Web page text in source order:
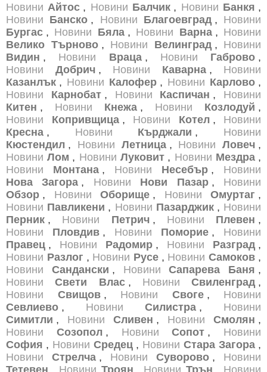
Новини Айтос , Новини Балчик , Новини Банкя ,
Новини Банско , Новини Благоевград , Новини
Бургас , Новини Бяла , Новини Варна , Новини
Велико Търново , Новини Велинград , Новини
Видин , Новини Враца , Новини Габрово ,
Новини
Добрич , Новини Каварна , Новини
Казанлък , Новини Калофер , Новини Карлово ,
Новини
Карнобат , Новини Каспичан , Новини
Китен , Новини Кнежа , Новини Козлодуй ,
Новини
Копривщица , Новини Котел , Новини
Кресна , Новини Кърджали , Новини
Кюстендил , Новини Летница , Новини Ловеч ,
Новини Лом , Новини Луковит , Новини Мездра ,
Новини
Монтана , Новини Несебър , Новини
Нова Загора , Новини Нови Пазар , Новини
Обзор , Новини Оборище , Новини Омуртаг ,
Новини Павликени , Новини Пазарджик , Новини
Перник , Новини Петрич , Новини Плевен ,
Новини
Пловдив , Новини Поморие , Новини
Правец , Новини Радомир , Новини Разград ,
Новини Разлог , Новини Русе , Новини Самоков ,
Новини
Сандански , Новини Сапарева Баня ,
Новини
Свети Влас , Новини Свиленград ,
Новини
Свищов , Новини Своге , Новини
Севлиево , Новини Силистра , Новини
Симитли , Новини Сливен , Новини Смолян ,
Новини
Созопол , Новини Сопот , Новини
София , Новини Средец , Новини Стара Загора ,
Новини
Стрелча , Новини Суворово , Новини
Тетевен
Новини Троян Новини Трън Новини